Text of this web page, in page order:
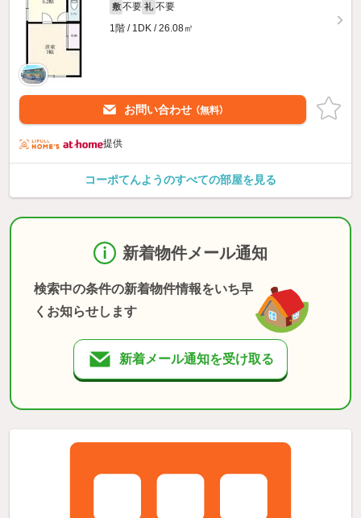
敷 不要 礼 不要
1階 / 1DK / 26.08㎡
お問い合わせ （無料）
提供
コーポてんようのすべての部屋を見る
新着物件メール通知
検索中の条件の新着物件情報をいち早
くお知らせします
新着メール通知を受け取る